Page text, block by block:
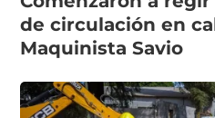
de circulación en
Maquinista Savio